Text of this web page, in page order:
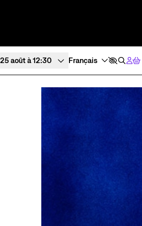
août à 12:30
Tous les